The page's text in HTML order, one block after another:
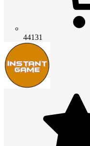
44131